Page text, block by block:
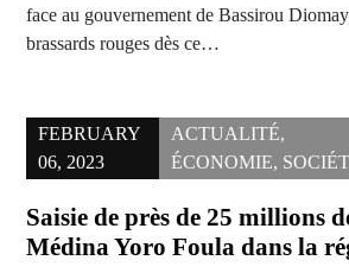
face au gouvernement de Bassirou
brassards rouges dès ce…
FEBRUARY
06, 2023
ACTUALITÉ,
ÉCONOMIE,
Saisie de près de 25 millions
Médina Yoro Foula dans la